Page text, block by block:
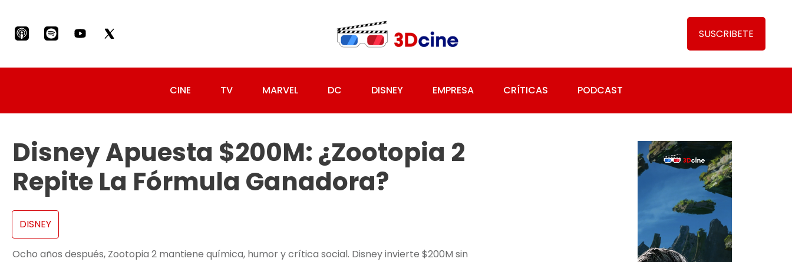
SUSCRIBETE
CINE TV MARVEL DC DISNEY EMPRESA CRÍTICAS PODCAST
Disney Apuesta $200M: ¿Zootopia 2
Repite La Fórmula Ganadora?
DISNEY
Ocho años después, Zootopia 2 mantiene química, humor y crítica social. Disney invierte $200M sin